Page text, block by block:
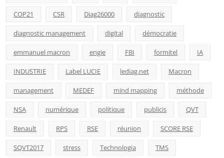
COP21 CSR Diag26000 diagnostic
diagnostic management digital démocratie
emmanuel macron engie FBI formitel IA
INDUSTRIE Label LUCIE lediag.net Macron
management MEDEF mind mapping méthode
NSA numérique politique publicis QVT
Renault RPS RSE réunion SCORE RSE
SQVT2017 stress Technologia TMS